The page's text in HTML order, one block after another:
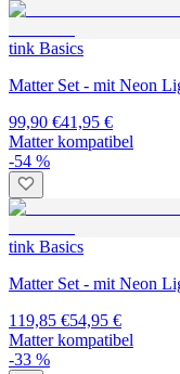
tink Basics
Matter Set - mit Neon
99,90 €41,95 €
Matter kompatibel
-54 %
tink Basics
Matter Set - mit Neon
119,85 €54,95 €
Matter kompatibel
-33 %